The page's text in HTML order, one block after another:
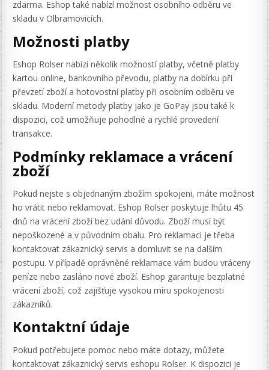
zdarma. Eshop také nabízí možnost osobního odběru ve
skladu v Olbramovicích.
Možnosti platby
Eshop Rolser nabízí několik možností platby, včetně platby
kartou online, bankovního převodu, platby na dobírku při
převzetí zboží a hotovostní platby při osobním odběru ve
skladu. Moderní metody platby jako je GoPay jsou také k
dispozici, což umožňuje pohodlné a rychlé provedení
transakce.
Podmínky reklamace a vrácení
zboží
Pokud nejste s objednaným zbožím spokojeni, máte možnost
ho vrátit nebo reklamovat. Eshop Rolser poskytuje lhůtu 45
dnů na vrácení zboží bez udání důvodu. Zboží musí být
nepoškozené a v původním obalu. Pro reklamaci je třeba
kontaktovat zákaznický servis a domluvit se na dalším
postupu. V případě oprávněné reklamace vám budou vráceny
peníze nebo zasláno nové zboží. Eshop garantuje bezplatné
vrácení zboží, což zajišťuje vysokou míru spokojenosti
zákazníků.
Kontaktní údaje
Pokud potřebujete pomoc nebo máte dotazy, můžete
kontaktovat zákaznický servis eshopu Rolser. K dispozici je